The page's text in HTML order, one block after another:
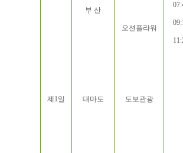
제 1일
부 산
대마도
오션플라워
도보관광